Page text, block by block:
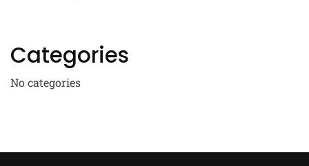
Categories
No categories